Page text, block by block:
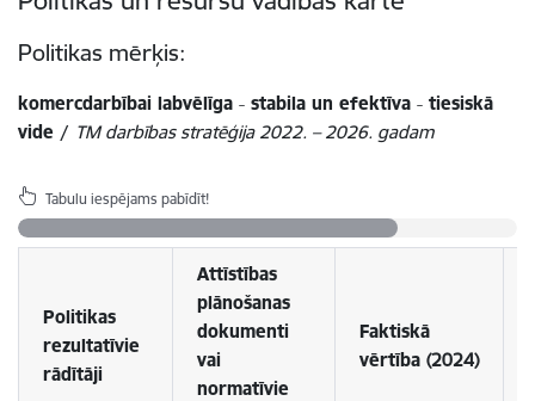
Politikas mērķis:
komercdarbībai labvēlīga ˗ stabila un efektīva ˗ tiesiskā
vide / TM darbības stratēģija 2022. – 2026. gadam
Tabulu iespējams pabīdīt!
Politikas
rezultatīvie
rādītāji
Attīstības
plānošanas
dokumenti
vai
normatīvie
Faktiskā
vērtība (2024)